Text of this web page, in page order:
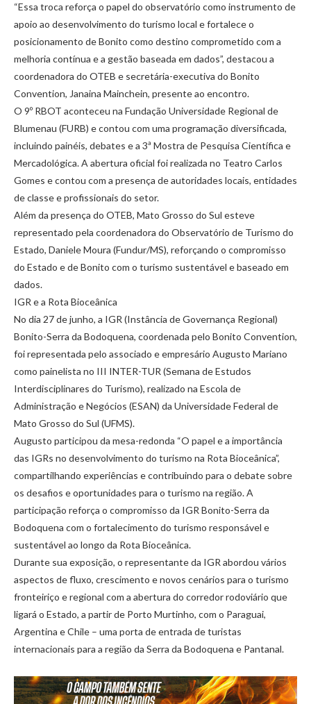
“Essa troca reforça o papel do observatório como instrumento de
apoio ao desenvolvimento do turismo local e fortalece o
posicionamento de Bonito como destino comprometido com a
melhoria contínua e a gestão baseada em dados”, destacou a
coordenadora do OTEB e secretária-executiva do Bonito
Convention, Janaina Mainchein, presente ao encontro.
O 9º RBOT aconteceu na Fundação Universidade Regional de
Blumenau (FURB) e contou com uma programação diversificada,
incluindo painéis, debates e a 3ª Mostra de Pesquisa Científica e
Mercadológica. A abertura oficial foi realizada no Teatro Carlos
Gomes e contou com a presença de autoridades locais, entidades
de classe e profissionais do setor.
Além da presença do OTEB, Mato Grosso do Sul esteve
representado pela coordenadora do Observatório de Turismo do
Estado, Daniele Moura (Fundur/MS), reforçando o compromisso
do Estado e de Bonito com o turismo sustentável e baseado em
dados.
IGR e a Rota Bioceânica
No dia 27 de junho, a IGR (Instância de Governança Regional)
Bonito-Serra da Bodoquena, coordenada pelo Bonito Convention,
foi representada pelo associado e empresário Augusto Mariano
como painelista no III INTER-TUR (Semana de Estudos
Interdisciplinares do Turismo), realizado na Escola de
Administração e Negócios (ESAN) da Universidade Federal de
Mato Grosso do Sul (UFMS).
Augusto participou da mesa-redonda “O papel e a importância
das IGRs no desenvolvimento do turismo na Rota Bioceânica”,
compartilhando experiências e contribuindo para o debate sobre
os desafios e oportunidades para o turismo na região. A
participação reforça o compromisso da IGR Bonito-Serra da
Bodoquena com o fortalecimento do turismo responsável e
sustentável ao longo da Rota Bioceânica.
Durante sua exposição, o representante da IGR abordou vários
aspectos de fluxo, crescimento e novos cenários para o turismo
fronteiriço e regional com a abertura do corredor rodoviário que
ligará o Estado, a partir de Porto Murtinho, com o Paraguai,
Argentina e Chile – uma porta de entrada de turistas
internacionais para a região da Serra da Bodoquena e Pantanal.